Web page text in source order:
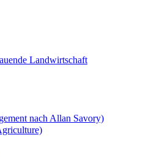
Landwirtschaft
nach Allan Savory)